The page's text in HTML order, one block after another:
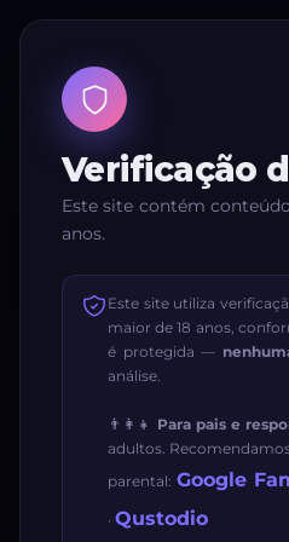
Verificação
Este site contém
anos.
Este site utiliza
maior de 18 anos,
é protegida —
análise.
👨‍👩‍👧 Para pais e
adultos.
parental: Google
· Qustodio